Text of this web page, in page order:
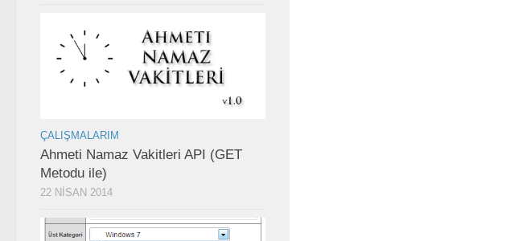
ÇALIŞMALARIM
Ahmeti Namaz Vakitleri API (GET
Metodu ile)
22 NISAN 2014